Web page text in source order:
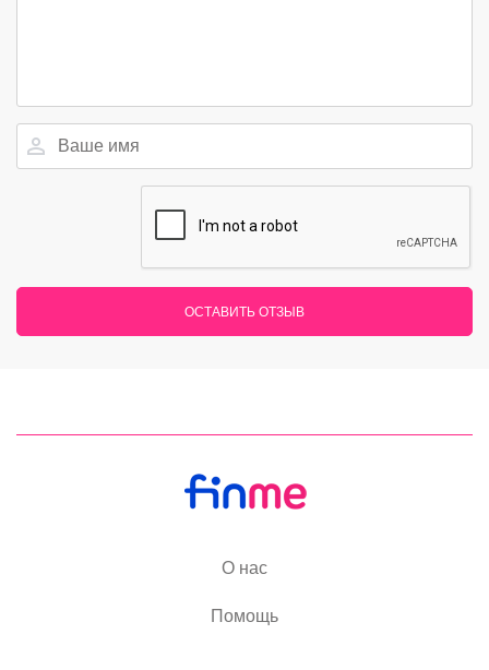
ОСТАВИТЬ ОТЗЫВ
О нас
Помощь